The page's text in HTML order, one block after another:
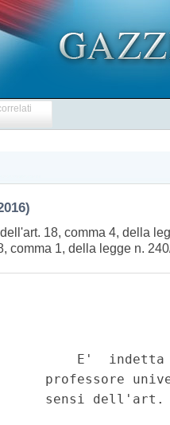
18, comma 4, della
comma 1, della legge n.